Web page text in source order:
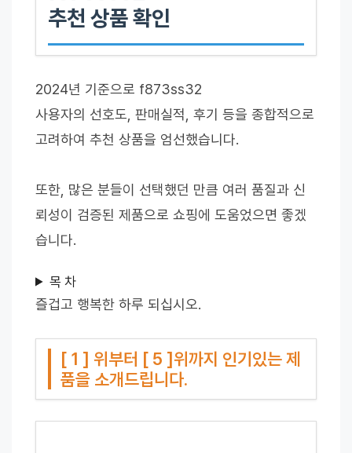
추천 상품 확인
2024년 기준으로 f873ss32
사용자의 선호도, 판매실적, 후기 등을 종합적으로
고려하여 추천 상품을 엄선했습니다.
또한, 많은 분들이 선택했던 만큼 여러 품질과 신
뢰성이 검증된 제품으로 쇼핑에 도움었으면 좋겠
습니다.
목 차
즐겁고 행복한 하루 되십시오.
[ 1 ] 위부터 [ 5 ]위까지 인기있는 제
품을 소개드립니다.